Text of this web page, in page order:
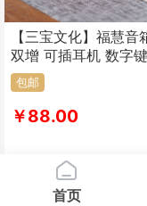
【三宝文化】福慧音
双增 可插耳机 数字
键操作 LED灯可夜间
包邮
￥88.00
首页